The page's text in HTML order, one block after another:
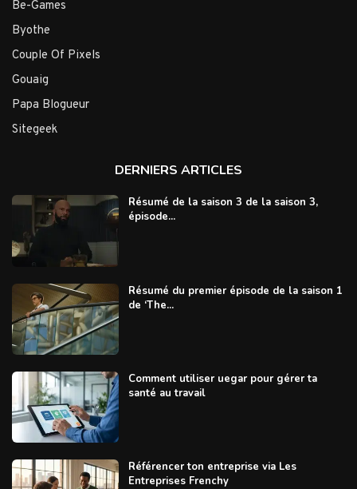
Be-Games
Byothe
Couple Of Pixels
Gouaig
Papa Blogueur
Sitegeek
DERNIERS ARTICLES
Résumé de la saison 3 de la saison 3,
épisode...
Résumé du premier épisode de la saison 1
de ‘The...
Comment utiliser uegar pour gérer ta
santé au travail
Référencer ton entreprise via Les
Entreprises Frenchy